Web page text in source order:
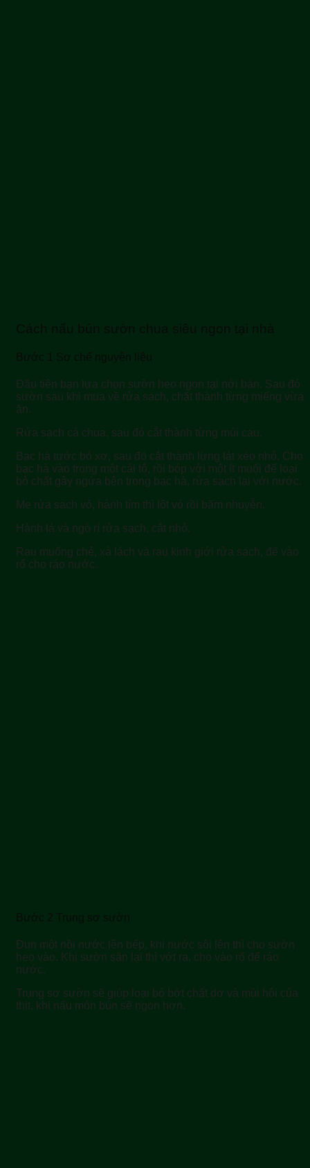
Cách nấu bún sườn chua siêu ngon tại nhà
Bước 1 Sơ chế nguyên liệu
Đầu tiên bạn lựa chọn sườn heo ngon tại nới bán. Sau đó
sườn sau khi mua về rửa sạch, chặt thành từng miếng vừa
ăn.
Rửa sạch cà chua, sau đó cắt thành từng múi cau.
Bạc hà tước bỏ xơ, sau đó cắt thành lừng lát xéo nhỏ. Cho
bạc hà vào trong một cái tô, rồi bóp với một ít muối để loại
bỏ chất gây ngứa bên trong bạc hà, rửa sạch lại với nước.
Me rửa sạch vỏ, hành tím thì lột vỏ rồi băm nhuyễn.
Hành lá và ngò rí rửa sạch, cắt nhỏ.
Rau muống chẻ, xà lách và rau kinh giới rửa sạch, để vào
rổ cho ráo nước.
Bước 2 Trụng sơ sườn
Đun một nồi nước lên bếp, khi nước sôi lên thì cho sườn
heo vào. Khi sườn săn lại thì vớt ra, cho vào rổ để ráo
nước.
Trụng sơ sườn sẽ giúp loại bỏ bớt chất dơ và mùi hôi của
thịt, khi nấu món bún sẽ ngon hơn.